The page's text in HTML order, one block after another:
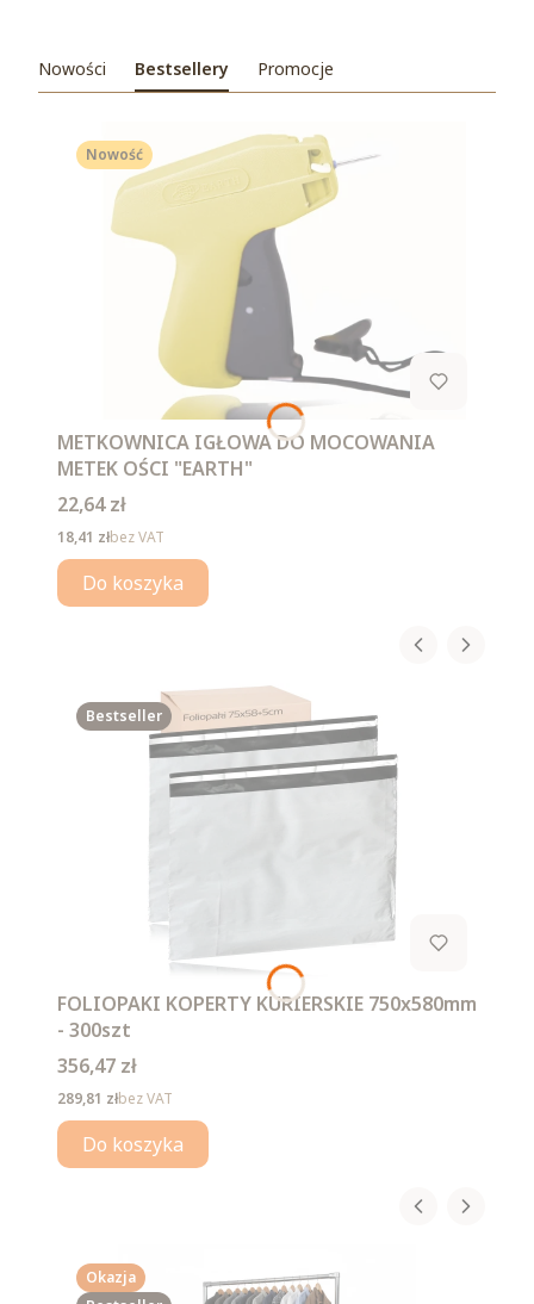
Nowości Bestsellery Promocje
Nowość
METKOWNICA IGŁOWA DO MOCOWANIA
METEK OŚCI "EARTH"
Cena
22,64 zł
Cena
18,41 złbez VAT
Do koszyka
Bestseller
FOLIOPAKI KOPERTY KURIERSKIE 750x580mm
- 300szt
Cena
356,47 zł
Cena
289,81 złbez VAT
Do koszyka
Okazja